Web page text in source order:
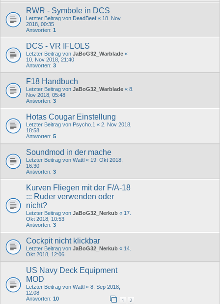
RWR - Symbole in DCS
Letzter Beitrag von DeadBeef « 18. Nov
2018, 00:35
Antworten: 1
DCS - VR IFLOLS
Letzter Beitrag von JaBoG32_Warblade «
10. Nov 2018, 21:40
Antworten: 3
F18 Handbuch
Letzter Beitrag von JaBoG32_Warblade « 8.
Nov 2018, 05:48
Antworten: 3
Hotas Cougar Einstellung
Letzter Beitrag von Psycho.1 « 2. Nov 2018,
18:58
Antworten: 5
Soundmod in der mache
Letzter Beitrag von Wattl « 19. Okt 2018,
16:30
Antworten: 3
Kurven Fliegen mit der F/A-18
::: Ruder verwenden oder
nicht?
Letzter Beitrag von JaBoG32_Nerkub « 17.
Okt 2018, 10:53
Antworten: 3
Cockpit nicht klickbar
Letzter Beitrag von JaBoG32_Nerkub « 14.
Okt 2018, 12:06
US Navy Deck Equipment
MOD
Letzter Beitrag von Wattl « 8. Sep 2018,
12:08
Antworten: 10 1 2